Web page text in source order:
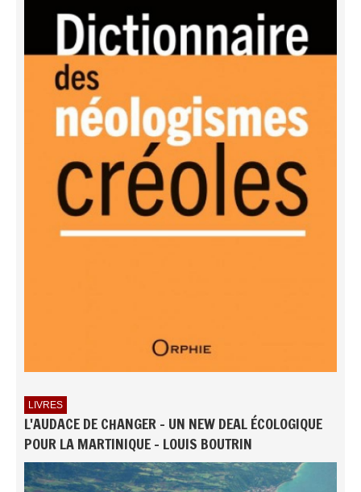
LIVRES
L'AUDACE DE CHANGER - UN NEW DEAL ÉCOLOGIQUE
POUR LA MARTINIQUE - LOUIS BOUTRIN